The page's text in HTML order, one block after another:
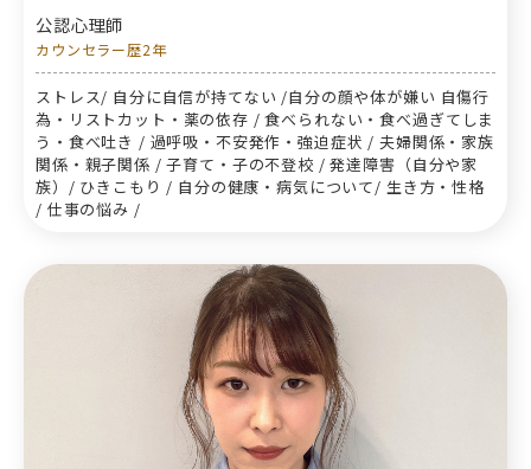
公認心理師
カウンセラー歴2年
ストレス/ 自分に自信が持てない /自分の顔や体が嫌い 自傷行
為・リストカット・薬の依存 / 食べられない・食べ過ぎてしま
う・食べ吐き / 過呼吸・不安発作・強迫症状 / 夫婦関係・家族
関係・親子関係 / 子育て・子の不登校 / 発達障害（自分や家
族）/ ひきこもり / 自分の健康・病気について/ 生き方・性格
/ 仕事の悩み /